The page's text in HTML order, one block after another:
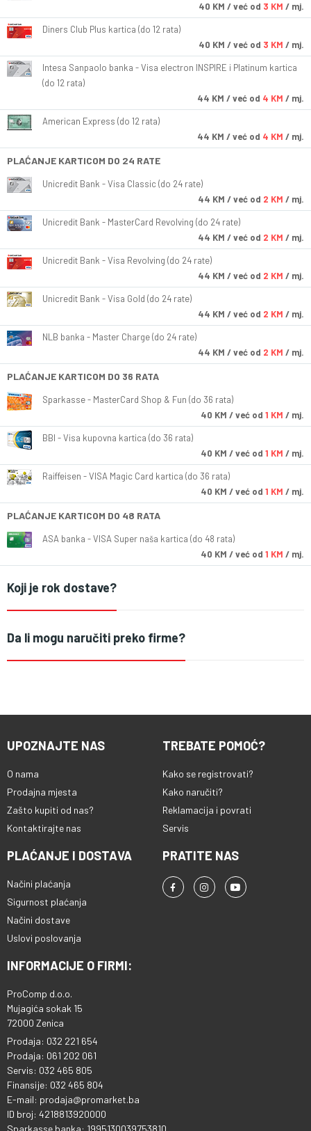
40 KM / već od 3 KM / mj.
Diners Club Plus kartica (do 12 rata)
40 KM / već od 3 KM / mj.
Intesa Sanpaolo banka - Visa electron INSPIRE i Platinum kartica
(do 12 rata)
44 KM / već od 4 KM / mj.
American Express (do 12 rata)
44 KM / već od 4 KM / mj.
PLAĆANJE KARTICOM DO 24 RATE
Unicredit Bank - Visa Classic (do 24 rate)
44 KM / već od 2 KM / mj.
Unicredit Bank - MasterCard Revolving (do 24 rate)
44 KM / već od 2 KM / mj.
Unicredit Bank - Visa Revolving (do 24 rate)
44 KM / već od 2 KM / mj.
Unicredit Bank - Visa Gold (do 24 rate)
44 KM / već od 2 KM / mj.
NLB banka - Master Charge (do 24 rate)
44 KM / već od 2 KM / mj.
PLAĆANJE KARTICOM DO 36 RATA
Sparkasse - MasterCard Shop & Fun (do 36 rata)
40 KM / već od 1 KM / mj.
BBI - Visa kupovna kartica (do 36 rata)
40 KM / već od 1 KM / mj.
Raiffeisen - VISA Magic Card kartica (do 36 rata)
40 KM / već od 1 KM / mj.
PLAĆANJE KARTICOM DO 48 RATA
ASA banka - VISA Super naša kartica (do 48 rata)
40 KM / već od 1 KM / mj.
Koji je rok dostave?
Da li mogu naručiti preko firme?
UPOZNAJTE NAS
O nama
Prodajna mjesta
Zašto kupiti od nas?
Kontaktirajte nas
TREBATE POMOĆ?
Kako se registrovati?
Kako naručiti?
Reklamacija i povrati
Servis
PLAĆANJE I DOSTAVA
Načini plaćanja
Sigurnost plaćanja
Načini dostave
Uslovi poslovanja
PRATITE NAS
INFORMACIJE O FIRMI:
ProComp d.o.o.
Mujagića sokak 15
72000 Zenica
Prodaja: 032 221 654
Prodaja: 061 202 061
Servis: 032 465 805
Finansije: 032 465 804
E-mail: prodaja@promarket.ba
ID broj: 4218813920000